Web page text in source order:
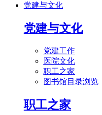
党建与文化
党建与文化
党建工作
医院文化
职工之家
图书馆目录浏览
职工之家